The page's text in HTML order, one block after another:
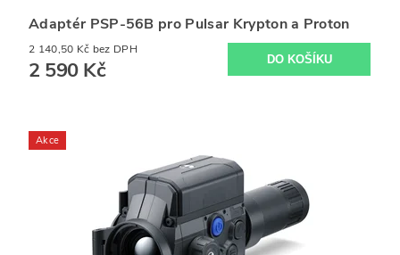
Adaptér PSP-56B pro Pulsar Krypton a Proton
2 140,50 Kč bez DPH
2 590 Kč
Akce